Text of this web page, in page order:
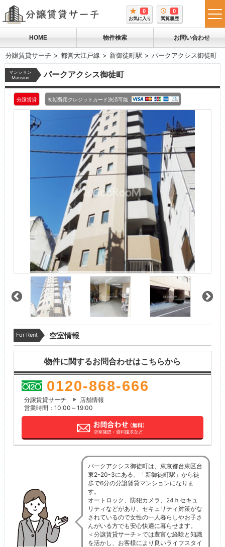
0
お気に入り
0
閲覧履歴
HOME 物件検索 お問い合わせ
分譲賃貸サーチ 都営大江戸線 新御徒町駅 パークアクシス御徒町
マンション
Mansion
パークアクシス御徒町
分譲賃貸 初期費用クレジットカード決済可能
For Rent 空室情報
物件に関するお問合わせはこちらから
0120-868-666
分譲賃貸サーチ
店舗情報
営業時間：10:00～19:00
パークアクシス御徒町は、東京都台東区台
東2-20-3にある、「新御徒町駅」から徒
歩で6分の分譲賃貸マンションになりま
す。
オートロック、防犯カメラ、24ｈセキュ
リティなどがあり、セキュリティ対策がな
されているので女性の一人暮らしやお子さ
んがいる方でも安心快適に暮らせます。
＜分譲賃貸サーチ＞では豊富な経験と知識
を活かし、お客様により良いライフスタイ